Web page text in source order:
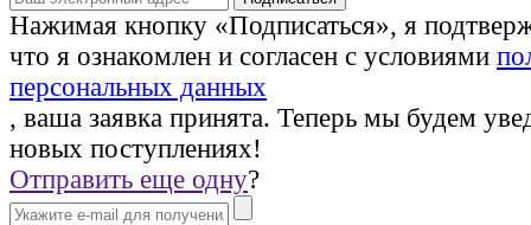
Нажимая кнопку «Подписаться», я
что я ознакомлен и согласен с условиями
персональных данных
, ваша заявка принята. Теперь мы будем
новых поступлениях!
Отправить еще одну?